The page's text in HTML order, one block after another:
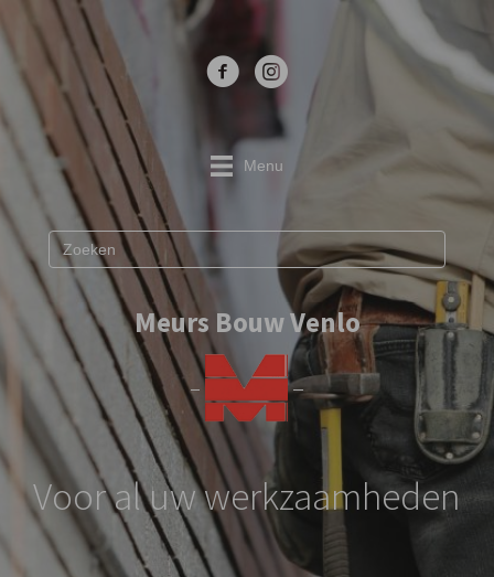
Menu
Meurs Bouw Venlo
Voor al uw werkzaamheden